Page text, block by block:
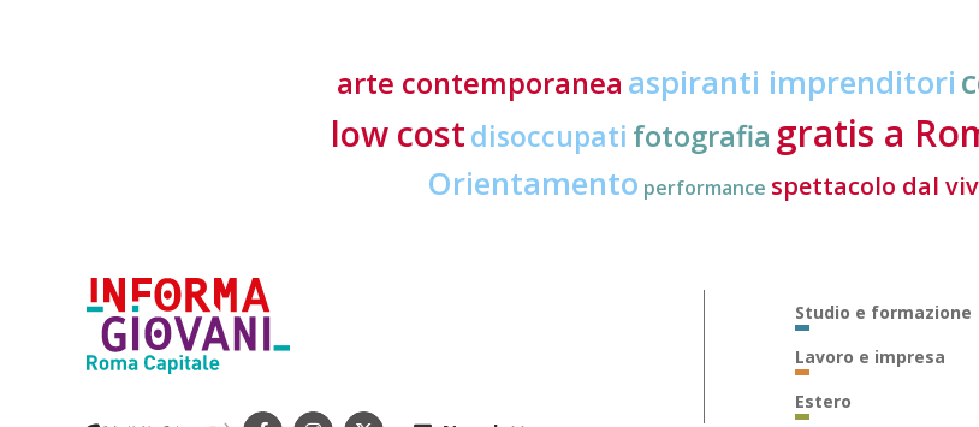
arte contemporanea aspiranti imprenditori
low costdisoccupati fotografia gratis a
Orientamento performance spettacolo dal
Studio e formazione
Lavoro e impresa
Estero